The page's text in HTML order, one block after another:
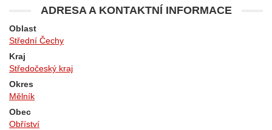
ADRESA A KONTAKTNÍ INFORMACE
Oblast
Střední Čechy
Kraj
Středočeský kraj
Okres
Mělník
Obec
Obříství